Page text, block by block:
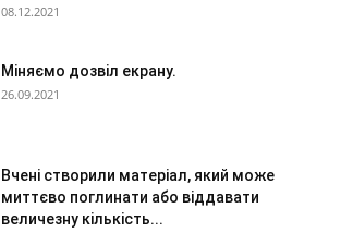
08.12.2021
Міняємо дозвіл екрану.
26.09.2021
Вчені створили матеріал, який може
миттєво поглинати або віддавати
величезну кількість...